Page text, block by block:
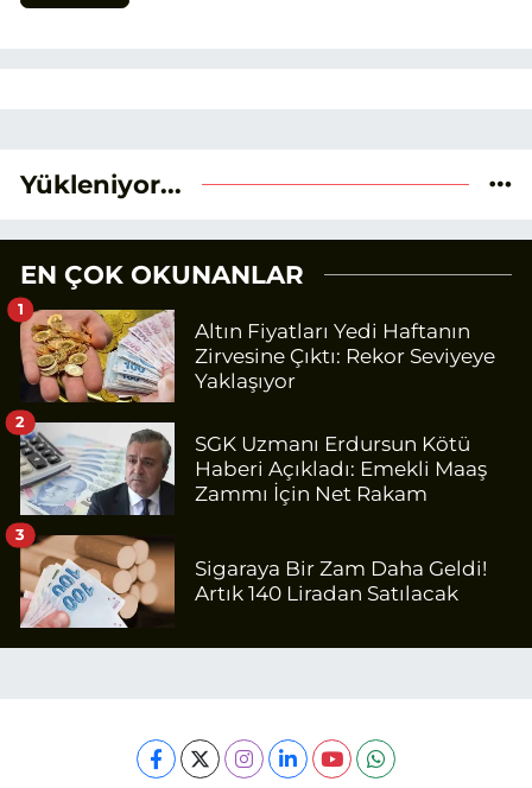
Yükleniyor...
EN ÇOK OKUNANLAR
Altın Fiyatları Yedi Haftanın
Zirvesine Çıktı: Rekor Seviyeye
Yaklaşıyor
1
SGK Uzmanı Erdursun Kötü
Haberi Açıkladı: Emekli Maaş
Zammı İçin Net Rakam
2
Sigaraya Bir Zam Daha Geldi!
Artık 140 Liradan Satılacak
3